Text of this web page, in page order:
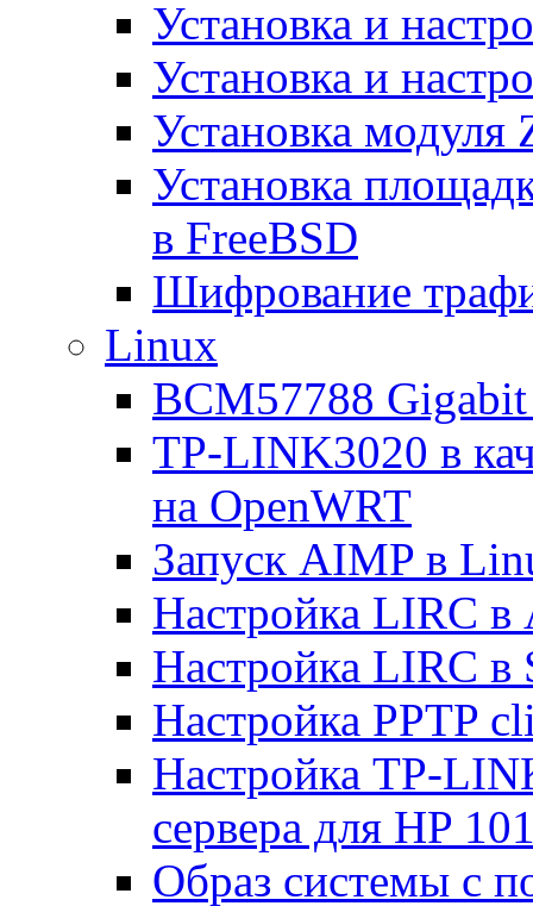
Установка и
Установка и
Установка
Установка
в FreeBSD
Шифрование
Linux
BCM57788
TP-LINK3020 в
на OpenWRT
Запуск AIMP в
Настройка LIRC
Настройка LIRC
Настройка PPTP
Настройка TP-
сервера для HP
Образ системы с